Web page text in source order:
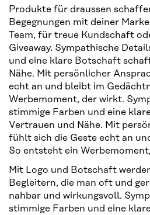
Produkte für draussen
Begegnungen mit deiner
Team, für treue Kundschaft
Giveaway. Sympathische
und eine klare Botschaft
Nähe. Mit persönlicher
echt an und bleibt im
Werbemoment, der wirkt.
stimmige Farben und eine
Vertrauen und Nähe. Mit
fühlt sich die Geste echt an
So entsteht ein
Mit Logo und Botschaft
Begleitern, die man oft und
nahbar und wirkungsvoll.
stimmige Farben und eine